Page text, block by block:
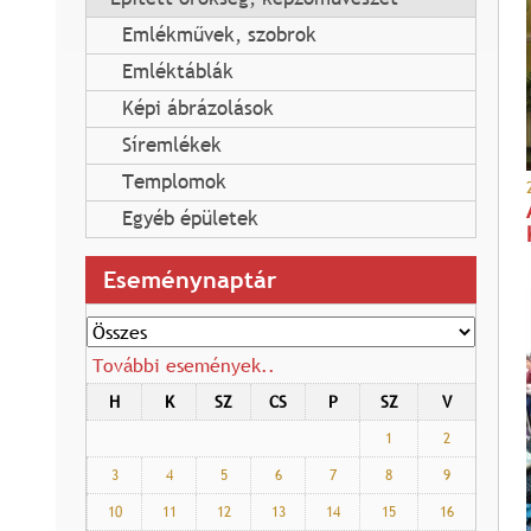
Emlékművek, szobrok
Emléktáblák
Képi ábrázolások
Síremlékek
Templomok
Egyéb épületek
Eseménynaptár
További események..
H K SZ CS P SZ
V
1
2
3
4 5 6 7 8
9
10
11 12 13 14 15
16
d
a
a